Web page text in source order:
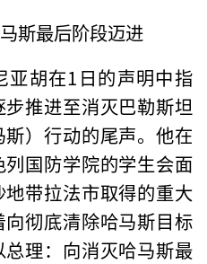
斯最后阶段迈进
亚胡在1日的声明中指
推进至消灭巴勒斯坦
）行动的尾声。他在
国防学院的学生会面
带拉法市取得的重大
彻底清除哈马斯目标
理：向消灭哈马斯最